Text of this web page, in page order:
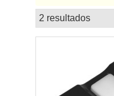
2 resultados